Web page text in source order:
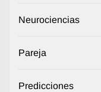
Neurociencias
Pareja
Predicciones